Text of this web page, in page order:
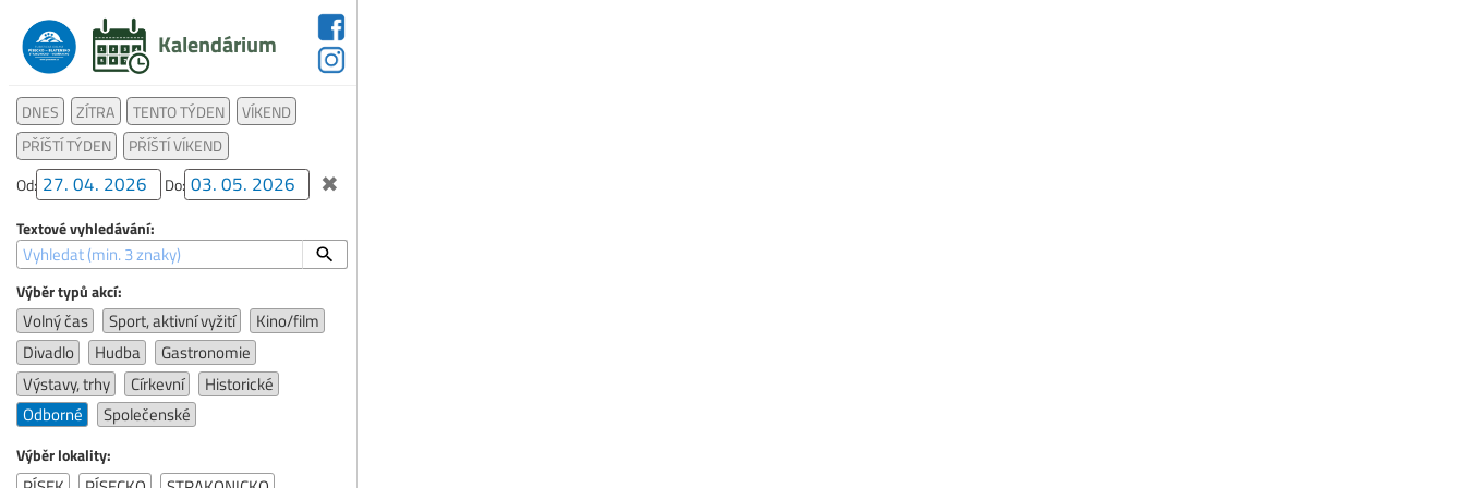
Kalendárium
DNES ZÍTRA TENTO TÝDEN
VÍKEND
PŘÍŠTÍ TÝDEN
PŘÍŠTÍ VÍKEND
Od:
Do: ✖
Textové vyhledávání:
Výběr typů akcí:
Volný čas Sport, aktivní vyžití
Kino/film
Divadlo
Hudba
Gastronomie
Výstavy, trhy
Církevní
Historické
Odborné
Společenské
Výběr lokality: